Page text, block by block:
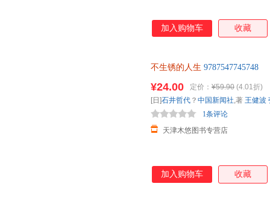
加入购物车 收藏
不生锈的人生 9787547745748
¥24.00 定价： ¥59.90 (4.01折)
天津木悠图书专营店
1条评论
[日]石井哲代 ？ 中国新闻社,著 王健波
加入购物车 收藏